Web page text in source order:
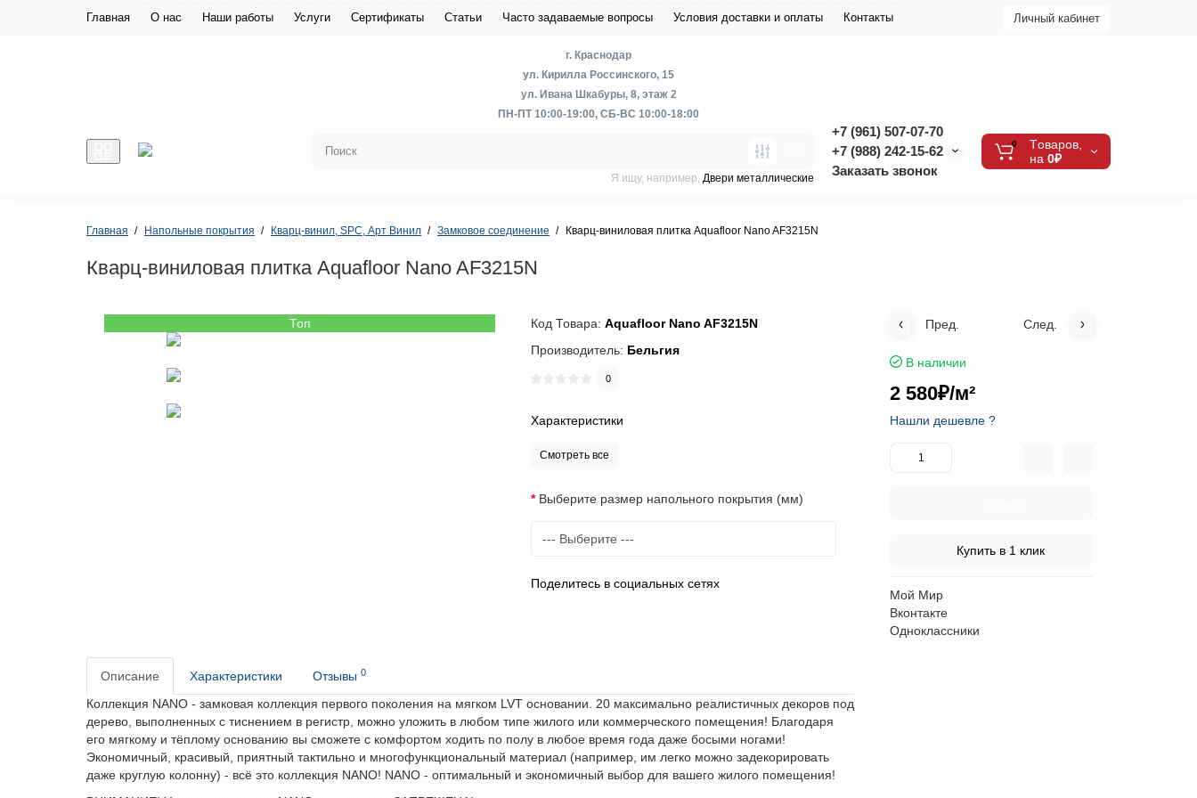
Главная О нас Наши работы Услуги Сертификаты Статьи Часто задаваемые вопросы Условия доставки и оплаты Контакты Личный кабинет
г. Краснодар
ул. Кирилла Россинского, 15
ул. Ивана Шкабуры, 8, этаж 2
ПН-ПТ 10:00-19:00, СБ-ВС 10:00-18:00
+7 (961) 507-07-70
+7 (988) 242-15-62
Заказать звонок
Я ищу, например, Двери металлические
0
Tоваров,
на 0₽
Главная Напольные покрытия Кварц-винил, SPC, Арт Винил Замковое соединение Кварц-виниловая плитка Aquafloor Nano AF3215N
Кварц-виниловая плитка Aquafloor Nano AF3215N
Топ Код Товара:Aquafloor Nano AF3215N
Производитель: Бельгия
0
Характеристики
Смотреть все
Выберите размер напольного покрытия (мм)
Поделитесь в социальных сетях
Пред. След.
В наличии
2 580₽/м²
Нашли дешевле ?
Купить в 1 клик
Мой Мир
Вконтакте
Одноклассники
Описание Характеристики Отзывы 0
Коллекция NANO - замковая коллекция первого поколения на мягком LVT основании. 20 максимально реалистичных декоров под
дерево, выполненных с тиснением в регистр, можно уложить в любом типе жилого или коммерческого помещения! Благодаря
его мягкому и тёплому основанию вы сможете с комфортом ходить по полу в любое время года даже босыми ногами!
Экономичный, красивый, приятный тактильно и многофункциональный материал (например, им легко можно задекорировать
даже круглую колонну) - всё это коллекция NANO! NANO - оптимальный и экономичный выбор для вашего жилого помещения!